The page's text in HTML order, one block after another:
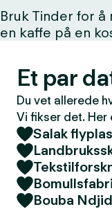
Bruk Tinder for
en kaffe på en
Et par
Du vet allerede
Vi fikser det. Her
Salak
Bouba